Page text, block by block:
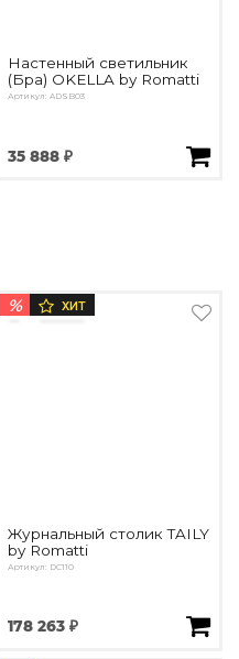
Настенный светильник
(Бра) OKELLA by Romatti
Артикул: ADSB03
35 888 ₽
% ХИТ
Журнальный столик TAILY
by Romatti
Артикул: DC110
178 263 ₽